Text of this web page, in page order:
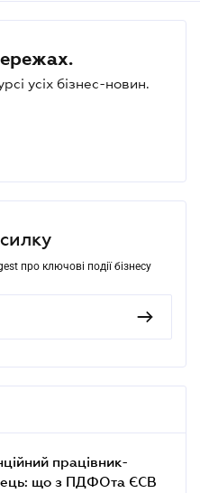
усіх бізнес-новин.
про ключові події бізнесу
працівник-
що з ПДФОта ЄСВ